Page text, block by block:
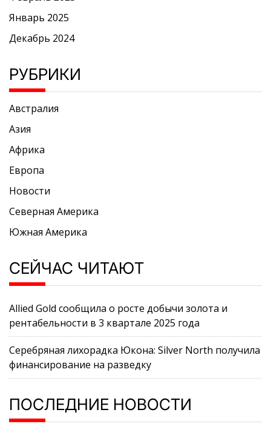
Январь 2025
Декабрь 2024
РУБРИКИ
Австралия
Азия
Африка
Европа
Новости
Северная Америка
Южная Америка
СЕЙЧАС ЧИТАЮТ
Allied Gold сообщила о росте добычи золота и
рентабельности в 3 квартале 2025 года
Серебряная лихорадка Юкона: Silver North получила
финансирование на разведку
ПОСЛЕДНИЕ НОВОСТИ